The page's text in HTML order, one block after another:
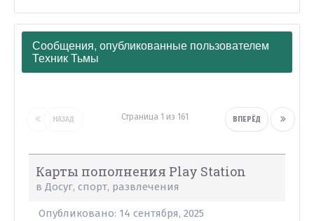
Сообщения, опубликованные пользователем
Техник Тьмы
НАЗАД ВПЕРЁД
Страница 1 из 161
Карты пополнения Play Station
в Досуг, спорт, развлечения
Опубликовано: 14 сентября, 2025